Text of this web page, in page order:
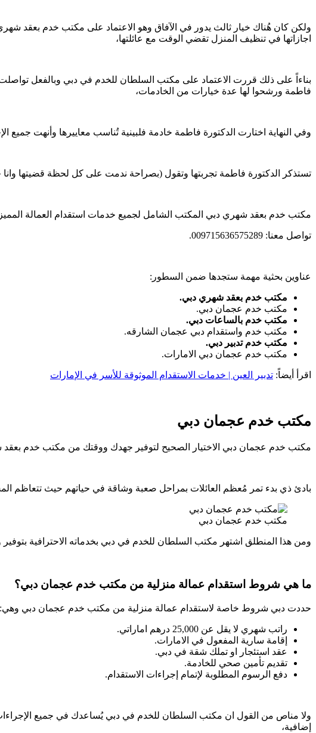
ولكن كان هُناك خيار ثالث يدور في الآفاق وهو الاعتماد على مكتب خدم بعقد
اجازاتها في تنظيف المنزل تقضي الوقت مع عائلتها،
بناءاً على ذلك قررت الاعتماد على مكتب السلطان للخدم في دبي وبالفعل
فاطمة ورشحوا لها عدة خيارات من الخادمات،
وفي النهاية اختارت الدكتورة فاطمة خادمة فلبينية تُناسب معاييرها وأنهت
تستذكر الدكتورة فاطمة تجربتها وتقول (بصراحة ندمت على كل لحظة قضيتها
مكتب خدم بعقد شهري دبي المكتب الشامل لجميع خدمات استقدام العمالة
تواصل معنا: 009715636575289.
عناوين بحثية مهمة ستجدها ضمن السطور:
مكتب خدم بعقد شهري دبي.
مكتب خدم عجمان دبي.
مكتب خدم بالساعات دبي.
مكتب خدم واستقدام دبي عجمان الشارقه.
مكتب خدم تدبير دبي.
مكتب خدم عجمان دبي الامارات.
اقرأ أيضاً: تدبير العين | خدمات الاستقدام الموثوقة للأسر في الإمارات
مكتب خدم عجمان دبي
مكتب خدم عجمان دبي الاختيار الصحيح لتوفير جهدك ووقتك من مكتب خدم بعقد
بادئ ذي بدء تمر مُعظم العائلات بمراحل صعبة وشاقة في حياتهم حيث تتعاظم
مكتب خدم عجمان دبي
ومن هذا المنطلق اشتهر مكتب السلطان للخدم في دبي بخدماته الاحترافية
ما هي شروط استقدام عمالة منزلية من مكتب خدم عجمان دبي؟
حددت دبي شروط خاصة لاستقدام عمالة منزلية من مكتب خدم عجمان دبي وهي:
راتب شهري لا يقل عن 25,000 درهم اماراتي.
إقامة سارية المفعول في الامارات.
عقد استئجار او تملك شقة في دبي.
تقديم تأمين صحي للخادمة.
دفع الرسوم المطلوبة لإتمام إجراءات الاستقدام.
ولا مناص من القول ان مكتب السلطان للخدم في دبي يُساعدك في جميع
إضافية،